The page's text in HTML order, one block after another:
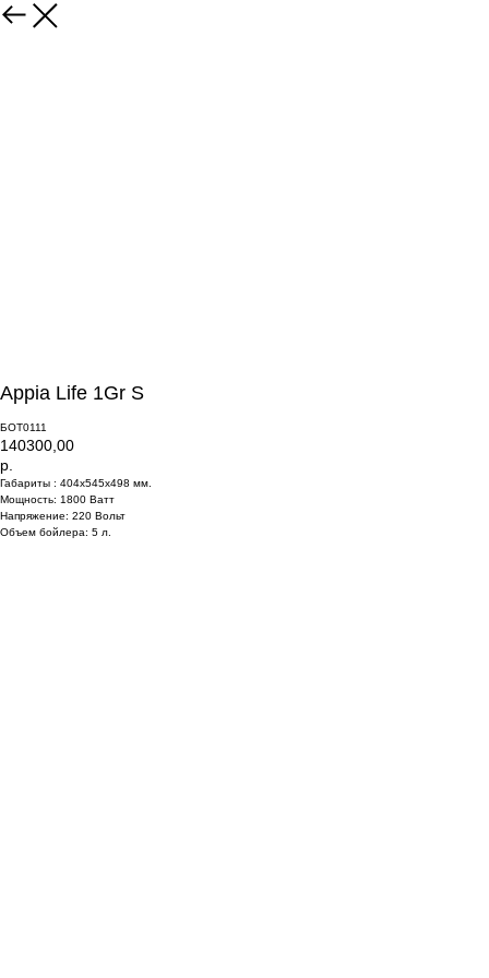
Appia Life 1Gr S
БОТ0111
140300,00
р.
Габариты : 404x545x498 мм.
Мощность: 1800 Ватт
Напряжение: 220 Вольт
Объем бойлера: 5 л.